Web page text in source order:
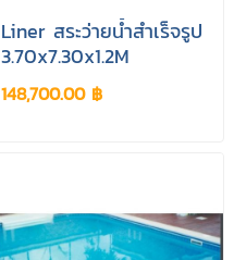
Liner สระว่ายน้ำสำเร็จรูป
3.70x7.30x1.2M
148,700.00 ฿